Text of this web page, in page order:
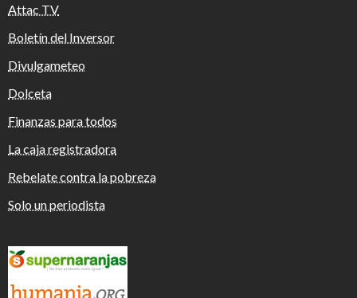
Attac TV
Boletín del Inversor
Divulgameteo
Dolceta
Finanzas para todos
La caja registradora
Rebelate contra la pobreza
Solo un periodista